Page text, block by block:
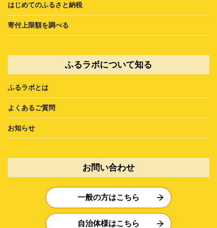
はじめてのふるさと納税
寄付上限額を調べる
ふるラボについて知る
ふるラボとは
よくあるご質問
お知らせ
お問い合わせ
一般の方はこちら
自治体様はこちら